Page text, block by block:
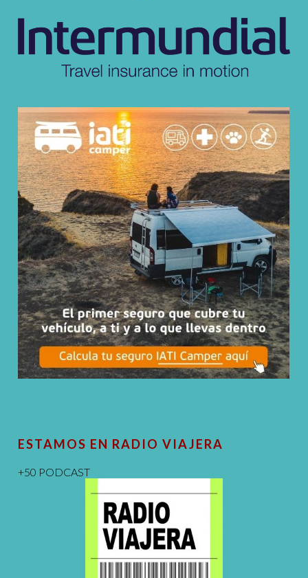
ESTAMOS EN RADIO VIAJERA
+50 PODCAST